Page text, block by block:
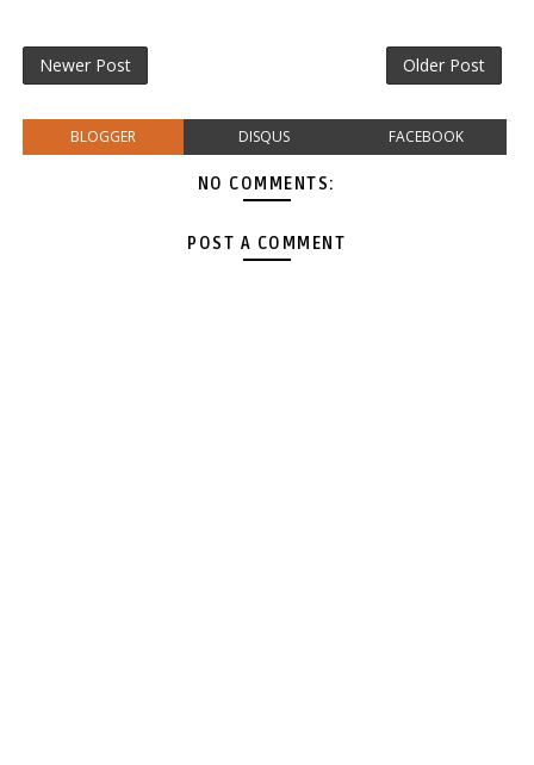
Newer Post Older Post
BLOGGER DISQUS FACEBOOK
NO COMMENTS:
POST A COMMENT